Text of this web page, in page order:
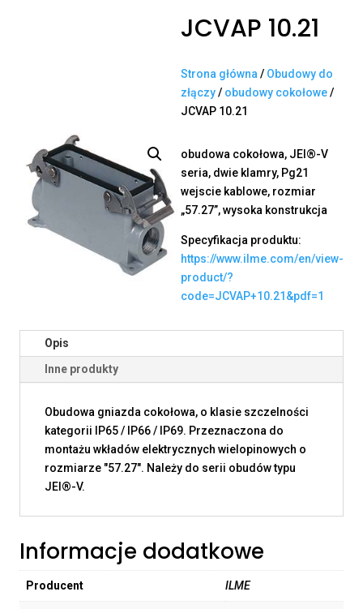
JCVAP 10.21
Strona główna / Obudowy do
złączy/ obudowy cokołowe/
JCVAP 10.21
obudowa cokołowa, JEI®-V
seria, dwie klamry, Pg21
wejscie kablowe, rozmiar
„57.27”, wysoka konstrukcja
Specyfikacja produktu:
https://www.ilme.com/en/view-
product/?
code=JCVAP+10.21&pdf=1
Opis
Inne produkty
Obudowa gniazda cokołowa, o klasie szczelności
kategorii IP65 / IP66 / IP69. Przeznaczona do
montażu wkładów elektrycznych wielopinowych o
rozmiarze "57.27". Należy do serii obudów typu
JEI®-V.
Informacje dodatkowe
Producent ILME